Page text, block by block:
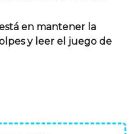
en mantener la
y leer el juego de